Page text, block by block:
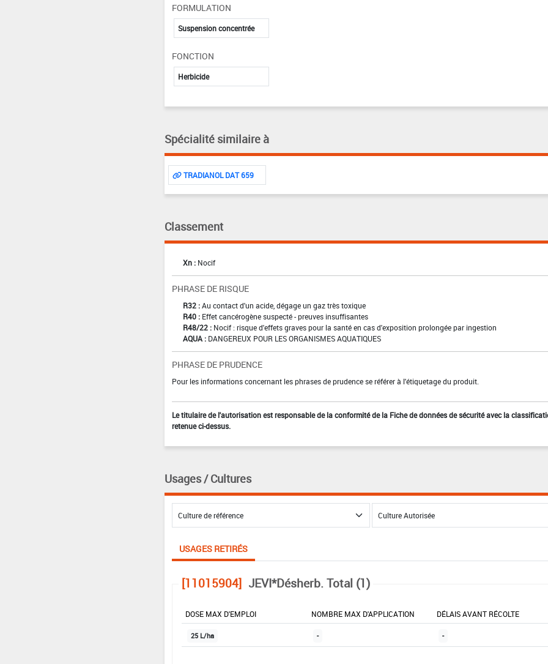
FORMULATION
Suspension concentrée
FONCTION
Herbicide
Spécialité similaire à
TRADIANOL DAT 659
Classement
Xn : Nocif
PHRASE DE RISQUE
R32 : Au contact d'un acide, dégage un gaz très toxique
R40 : Effet cancérogène suspecté - preuves insuffisantes
R48/22 : Nocif : risque d'effets graves pour la santé en cas d'exposition prolongée par ingestion
AQUA : DANGEREUX POUR LES ORGANISMES AQUATIQUES
PHRASE DE PRUDENCE
Pour les informations concernant les phrases de prudence se référer à l'étiquetage du produit.
Le titulaire de l'autorisation est responsable de la conformité de la Fiche de données de sécurité avec la
retenue ci-dessus.
Usages / Cultures
USAGES RETIRÉS
[11015904] JEVI*Désherb. Total (1)
DOSE MAX D'EMPLOI NOMBRE MAX D'APPLICATION DÉLAIS AVANT RÉCOLTE
25 L/ha - -